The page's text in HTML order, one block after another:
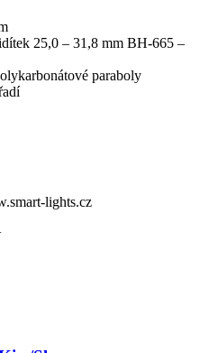
25,0 – 31,8 mm BH-665 –
paraboly
lights.cz